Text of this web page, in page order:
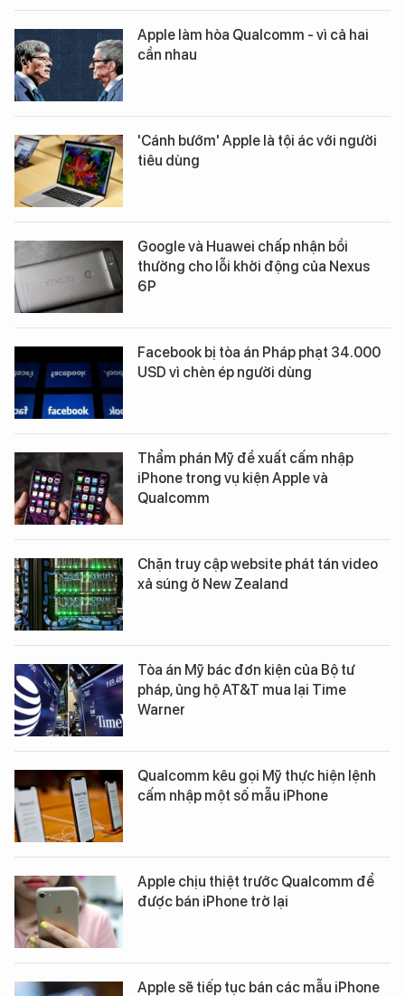
Apple làm hòa Qualcomm - vì cả hai
cần nhau
'Cánh bướm' Apple là tội ác với người
tiêu dùng
Google và Huawei chấp nhận bồi
thường cho lỗi khởi động của Nexus
6P
Facebook bị tòa án Pháp phạt 34.000
USD vì chèn ép người dùng
Thẩm phán Mỹ đề xuất cấm nhập
iPhone trong vụ kiện Apple và
Qualcomm
Chặn truy cập website phát tán video
xả súng ở New Zealand
Tòa án Mỹ bác đơn kiện của Bộ tư
pháp, ủng hộ AT&T mua lại Time
Warner
Qualcomm kêu gọi Mỹ thực hiện lệnh
cấm nhập một số mẫu iPhone
Apple chịu thiệt trước Qualcomm để
được bán iPhone trở lại
Apple sẽ tiếp tục bán các mẫu iPhone